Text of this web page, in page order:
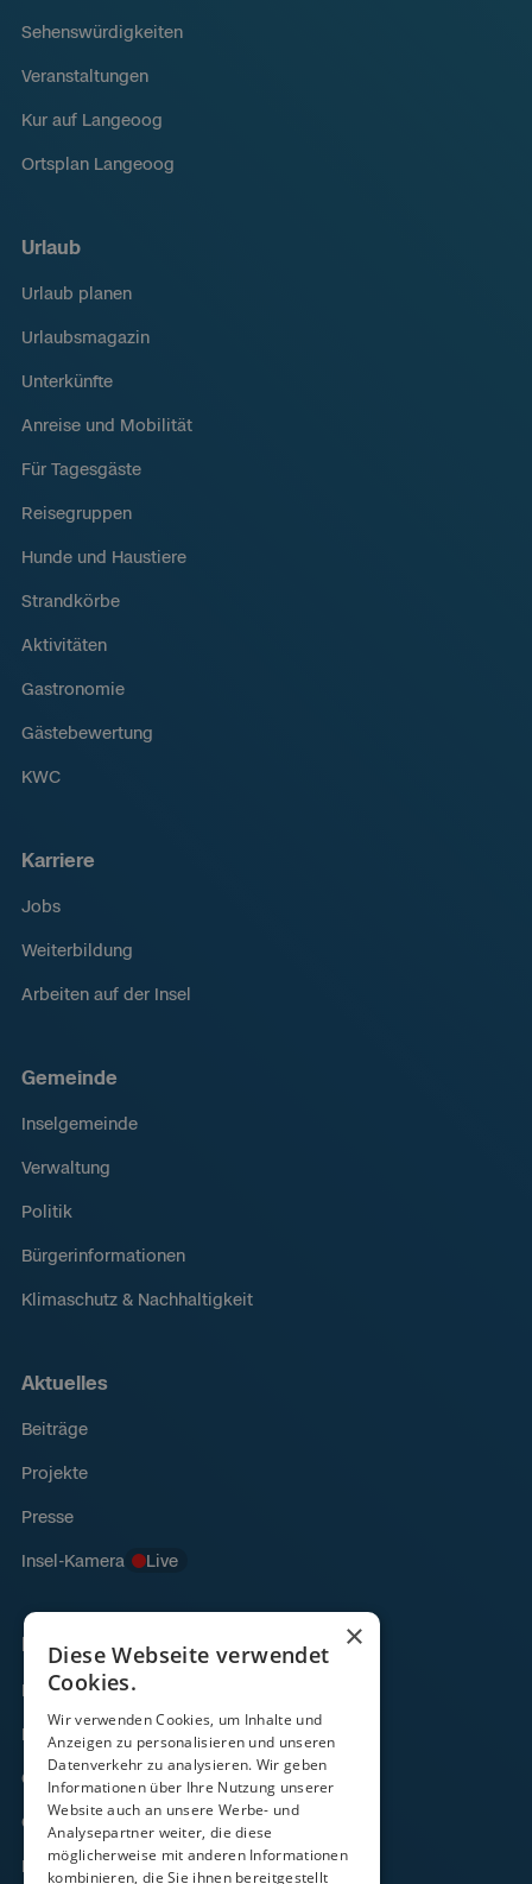
Sehenswürdigkeiten
Veranstaltungen
Kur auf Langeoog
Ortsplan Langeoog
Urlaub
Urlaub planen
Urlaubsmagazin
Unterkünfte
Anreise und Mobilität
Für Tagesgäste
Reisegruppen
Hunde und Haustiere
Strandkörbe
Aktivitäten
Gastronomie
Gästebewertung
KWC
Karriere
Jobs
Weiterbildung
Arbeiten auf der Insel
Gemeinde
Inselgemeinde
Verwaltung
Politik
Bürgerinformationen
Klimaschutz & Nachhaltigkeit
Aktuelles
Beiträge
Projekte
Presse
Insel-Kamera Live
Links
Fähre
Frachtverkehr
Gezeitenkalender
Onlineshop
Kontakt
×
Diese Webseite verwendet
Cookies.
Wir verwenden Cookies, um Inhalte und
Anzeigen zu personalisieren und unseren
Datenverkehr zu analysieren. Wir geben
Informationen über Ihre Nutzung unserer
Website auch an unsere Werbe- und
Analysepartner weiter, die diese
möglicherweise mit anderen Informationen
kombinieren, die Sie ihnen bereitgestellt